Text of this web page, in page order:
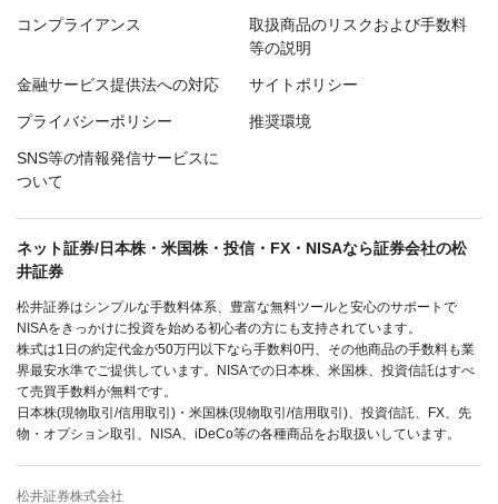
コンプライアンス
取扱商品のリスクおよび手数料
等の説明
金融サービス提供法への対応 サイトポリシー
プライバシーポリシー 推奨環境
SNS等の情報発信サービスに
ついて
ネット証券/日本株・米国株・投信・FX・NISAなら証券会社の松
井証券
松井証券はシンプルな手数料体系、豊富な無料ツールと安心のサポートで
NISAをきっかけに投資を始める初心者の方にも支持されています。
株式は1日の約定代金が50万円以下なら手数料0円、その他商品の手数料も業
界最安水準でご提供しています。NISAでの日本株、米国株、投資信託はすべ
て売買手数料が無料です。
日本株(現物取引/信用取引)・米国株(現物取引/信用取引)、投資信託、FX、先
物・オプション取引、NISA、iDeCo等の各種商品をお取扱いしています。
松井証券株式会社